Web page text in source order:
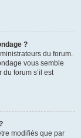
?
du forum.
vous semble
forum s’il est
modifiés que par